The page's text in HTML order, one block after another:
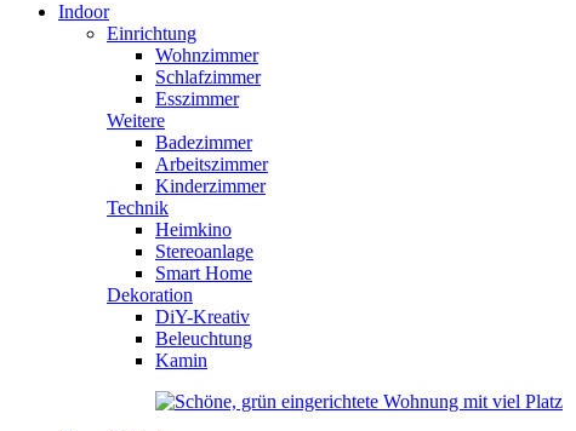
Indoor
Einrichtung
Wohnzimmer
Schlafzimmer
Esszimmer
Weitere
Badezimmer
Arbeitszimmer
Kinderzimmer
Technik
Heimkino
Stereoanlage
Smart Home
Dekoration
DiY-Kreativ
Beleuchtung
Kamin